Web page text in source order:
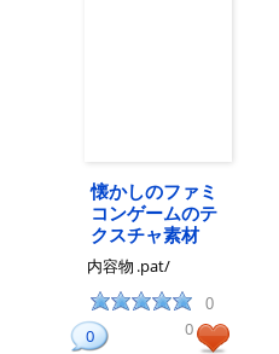
懐かしのファミ
コンゲームのテ
クスチャ素材
内容物 .pat/
0
0 0